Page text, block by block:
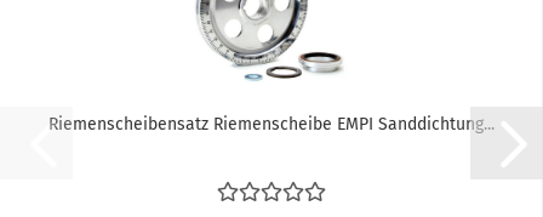
Riemenscheibensatz Riemenscheibe EMPI Sanddichtung...